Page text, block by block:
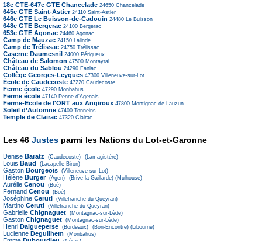
18e CTE-647e GTE Chancelade 24650 Chancelade
645e GTE Saint-Astier 24110 Saint-Astier
646e GTE Le Buisson-de-Cadouin 24480 Le Buisson
648e GTE Bergerac 24100 Bergerac
653e GTE Agonac 24460 Agonac
Camp de Mauzac 24150 Lalinde
Camp de Trélissac 24750 Trélissac
Caserne Daumesnil 24000 Périgueux
Château de Salomon 47500 Montayral
Château du Sablou 24290 Fanlac
Collège Georges-Leygues 47300 Villeneuve-sur-Lot
École de Caudecoste 47220 Caudecoste
Ferme école 47290 Monbahus
Ferme école 47140 Penne-d'Agenais
Ferme-Ecole de l'ORT aux Angiroux 47800 Montignac-de-Lauzun
Soleil d’Automne 47400 Tonneins
Temple de Clairac 47320 Clairac
Les 46 Justes parmi les Nations du Lot-et-Garonne
Denise Baratz (Caudecoste) (Lamagistère)
Louis Baud (Lacapelle-Biron)
Gaston Bourgeois (Villeneuve-sur-Lot)
Hélène Burger (Agen) (Brive-la-Gaillarde) (Mulhouse)
Aurélie Cenou (Boé)
Fernand Cenou (Boé)
Joséphine Ceruti (Villefranche-du-Queyran)
Martino Ceruti (Villefranche-du-Queyran)
Gabrielle Chignaguet (Montagnac-sur-Lède)
Gaston Chignaguet (Montagnac-sur-Lède)
Henri Daigueperse (Bordeaux) (Bon-Encontre) (Libourne)
Lucienne Deguilhem (Monbahus)